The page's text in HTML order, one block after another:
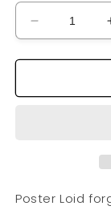
Réduire
la
quantité
Poster
Poster Loid